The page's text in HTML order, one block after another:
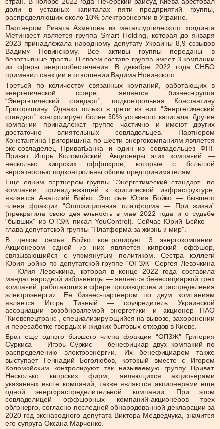
стран. В ноябре 2022 года Печерский райсуд Киева арестовал
доли в уставных капиталах пяти предприятий группы,
распределяющих около 10% электроэнергии в Украине.
Партнером Рината Ахметова из металлургического холдинга
Метинвест является группа Smart Holding, которая до января
2023 принадлежала народному депутату Украины 8,9 созывов
Вадиму Новинскому. Все активы группы переданы в
безотзывные трасты. В своем составе группа имеет 3 компании
из сферы энергообеспечения. В декабре 2022 года СНБО
применил санкции в отношении Вадима Новинского.
Третьей по количеству связанных компаний, работающих в
энергетической сфере, является бизнес-группа
“Энергетический стандарт”, подконтрольная Константину
Григоришину. Однако только в трети из них “Энергетический
стандарт” контролирует более 50% уставного капитала. Другие
компании принадлежат группе частично и имеют других
достаточно влиятельных совладельцев. Партнером
Константина Григоришина по шести энергокомпаниям является
экс-совладелец ПриватБанка и один из совладельцев ФПГ
Приват Игорь Коломойский. Акционеры этих компаний —
несколько кипрских оффшоров, которые с большой
вероятностью подконтрольны обоим предпринимателям.
Еще одним партнером группы “Энергетический стандарт” по
компании, принадлежащей к критической инфраструктуре,
является Анатолий Бойко. Это сын Юрия Бойко — бывшего
члена фракции “Оппозиционная платформа — При жизни”
(прекратила свою деятельность в мае 2022 года и о судьбе
“бывших” из ОПЗЖ писал YouControl). Сейчас Юрий Бойко —
глава депутатской группы “Платформа за жизнь и мир”.
В целом семья Бойко контролирует 3 энергокомпании.
Акционером одной из них является кипрский оффшор,
связывающийся с упомянутым политиком. Сестра коллеги
Юрия Бойко по депутатской группе “ОПЗЖ” Сергея Левочкина
— Юлия Левочкина, которая в конце 2022 года составила
мандат народной избранницы — является бенефициаркой трех
компаний, работающих в сфере производства и распределения
электроэнергии. Ее бизнес-партнером по двум компаниям
является Игорь Тинный — соучредитель Украинской
ассоциации возобновляемой энергетики и акционер ПАО
“Киевспецтранс”, специализирующийся на вывозе, захоронении
и переработке твердых и жидких бытовых отходов в Киеве.
Брат еще одного бывшего члена фракции “ОПЗЖ” Григория
Суркиса — Игорь Суркис — бенефициар двух компаний по
распределению электроэнергии. Их бенефициаром также
выступает Геннадий Боголюбов, который вместе с Игорем
Коломойским контролируют так называемую группу Приват.
Несколько кипрских фирм, являющихся акционерами
указанных выше компаний, также являются акционерами еще
одной энергораспределительной компании. При этом
совладелицей оффшорных компаний-акционеров трех
облэнерго, согласно последней обнародованной декларации за
2020 год экснародного депутата Виктора Медведчука, значится
его супруга Оксана Марченко.